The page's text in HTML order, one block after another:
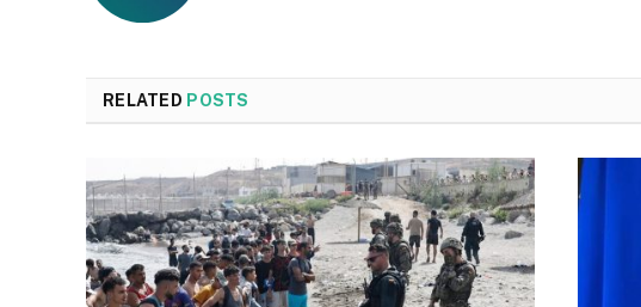
RELATED POSTS